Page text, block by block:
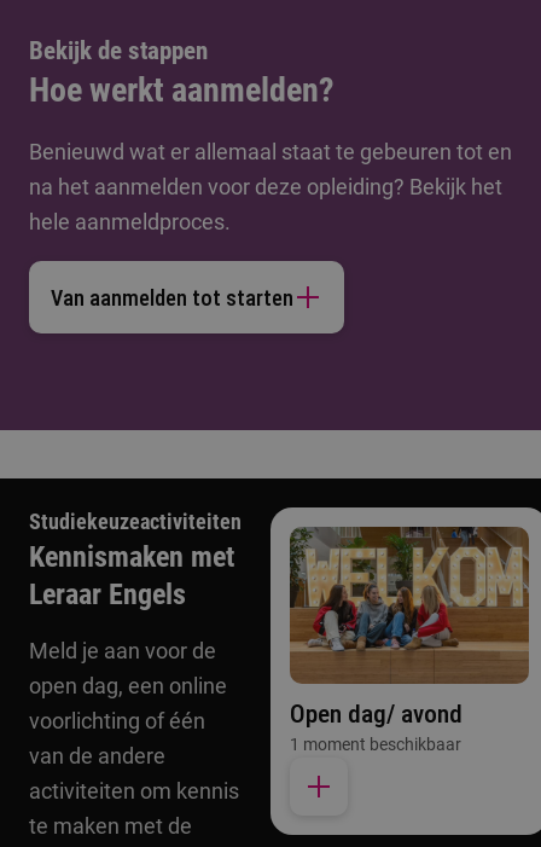
Bekijk de stappen
Hoe werkt aanmelden?
Benieuwd wat er allemaal staat te gebeuren tot en
na het aanmelden voor deze opleiding? Bekijk het
hele aanmeldproces.
Van aanmelden tot starten
Studiekeuzeactiviteiten
Kennismaken met
Leraar Engels
Meld je aan voor de
open dag, een online
voorlichting of één
van de andere
activiteiten om kennis
te maken met de
Open dag/ avond
1 moment beschikbaar